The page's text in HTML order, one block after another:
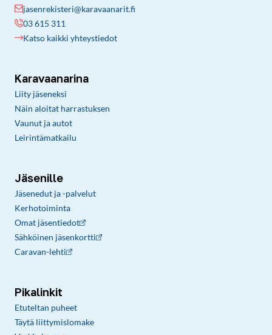
jasenrekisteri@karavaanarit.fi
03 615 311
Katso kaikki yhteystiedot
Karavaanarina
Liity jäseneksi
Näin aloitat harrastuksen
Vaunut ja autot
Leirintämatkailu
Jäsenille
Jäsenedut ja -palvelut
Kerhotoiminta
Omat jäsentiedot
Sähköinen jäsenkortti
Caravan-lehti
Pikalinkit
Etuteltan puheet
Täytä liittymislomake